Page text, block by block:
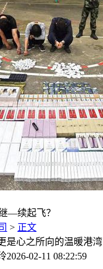
> 正文
是心之所向的温暖港湾
2026-02-11 08:22:59